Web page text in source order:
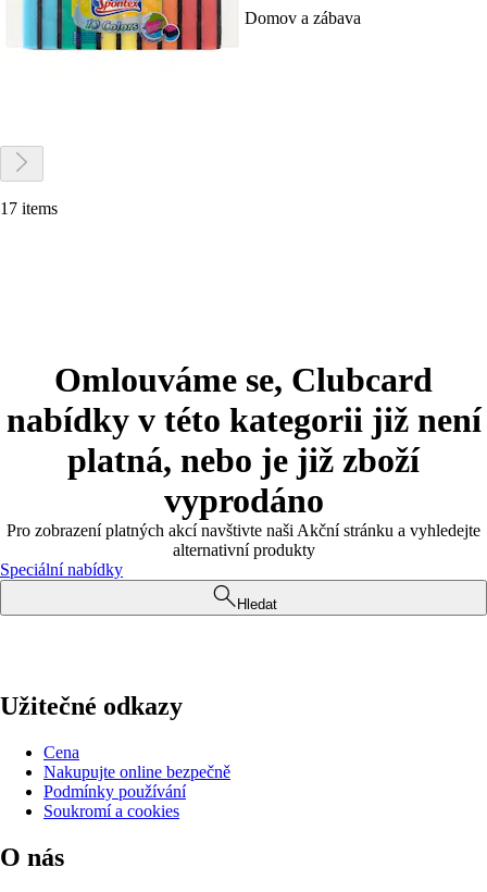
Domov a zábava
17 items
Omlouváme se, Clubcard
nabídky v této kategorii již není
platná, nebo je již zboží
vyprodáno
Pro zobrazení platných akcí navštivte naši Akční stránku a vyhledejte
alternativní produkty
Speciální nabídky
Hledat
Užitečné odkazy
Cena
Nakupujte online bezpečně
Podmínky používání
Soukromí a cookies
O nás